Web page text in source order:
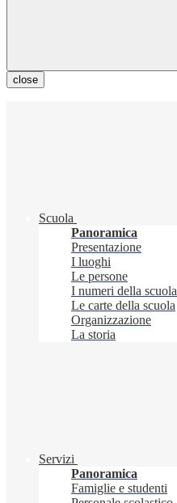
close
Scuola
Panoramica
Presentazione
I luoghi
Le persone
I numeri della scuola
Le carte della scuola
Organizzazione
La storia
Servizi
Panoramica
Famiglie e studenti